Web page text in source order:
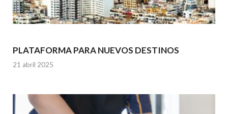
PLATAFORMA PARA NUEVOS DESTINOS
21 abril 2025